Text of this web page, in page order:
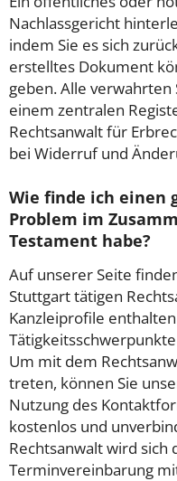
Nachlassgericht
indem Sie es sich
erstelltes Dokument
geben. Alle
einem zentralen
Rechtsanwalt für
bei Widerruf und
Wie finde ich einen
Problem im
Testament habe?
Auf unserer Seite
Stuttgart tätigen
Kanzleiprofile
Um mit dem
treten, können Sie
Nutzung des
kostenlos und
Rechtsanwalt wird sich
Terminvereinbarung